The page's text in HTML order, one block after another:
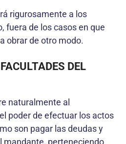
rigurosamente a los
fuera de los casos en que
obrar de otro modo.
DEL
naturalmente al
poder de efectuar los actos
son pagar las deudas y
mandante, perteneciendo